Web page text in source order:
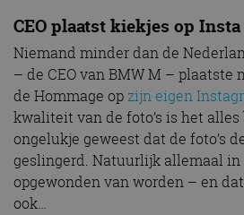
CEO plaatst kiekjes op Insta
Niemand minder dan de
– de CEO van BMW M – plaatste
de Hommage op zijn eigen
kwaliteit van de foto’s is het alles
ongelukje geweest dat de foto’s
geslingerd. Natuurlijk allemaal in
opgewonden van worden – en
ook…